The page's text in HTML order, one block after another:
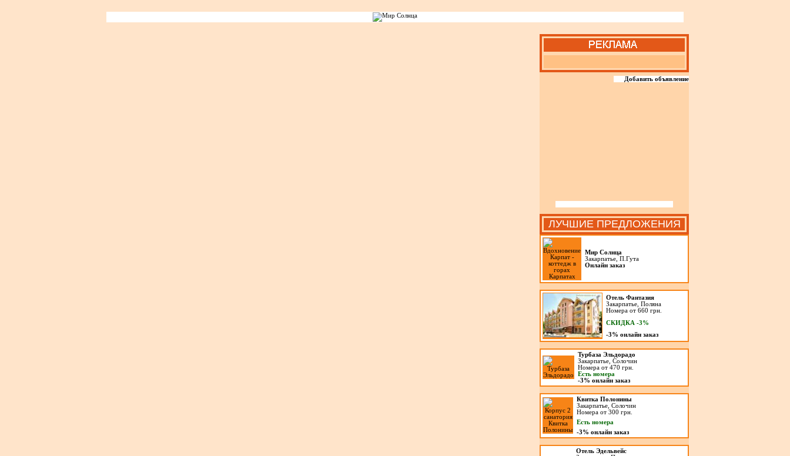
Добавить объявление
ЛУЧШИЕ ПРЕДЛОЖЕНИЯ
Мир Солнца
Закарпатье, П.Гута
Онлайн заказ
Отель Фантазия
Закарпатье, Поляна
Номера от 660 грн.
СКИДКА -3%
-3% онлайн заказ
Турбаза Эльдорадо
Закарпатье, Солочин
Номера от 470 грн.
Есть номера
-3% онлайн заказ
Квитка Полонины
Закарпатье, Солочин
Номера от 300 грн.
Есть номера
-3% онлайн заказ
Отель Эдельвейс